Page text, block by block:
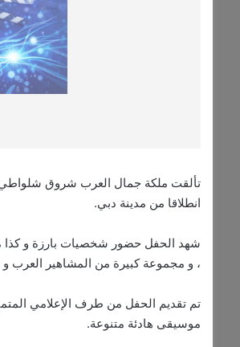
انطلاقا من مدينة دبي.
شهد الحفل حضور شخصيات بارزة و كذا
، و مجموعة كبيرة من المشاهير العرب و
تم تقديم الحفل من طرف الإعلامي
موسيقى هادئة متنوعة.